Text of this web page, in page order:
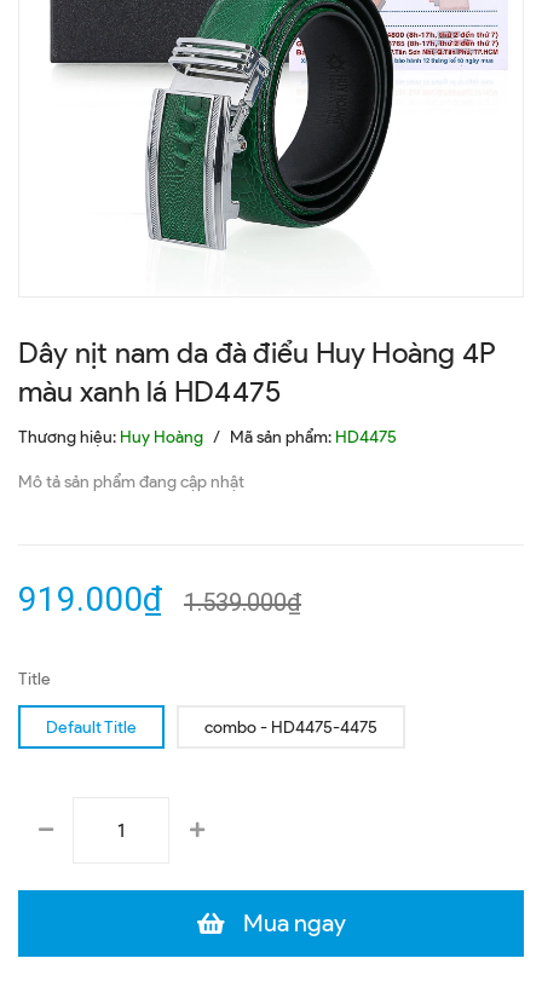
Dây nịt nam da đà điểu Huy Hoàng 4P
màu xanh lá HD4475
Thương hiệu: Huy Hoàng / Mã sản phẩm: HD4475
Mô tả sản phẩm đang cập nhật
919.000₫ 1.539.000₫
Title
Default Title combo - HD4475-4475
Mua ngay